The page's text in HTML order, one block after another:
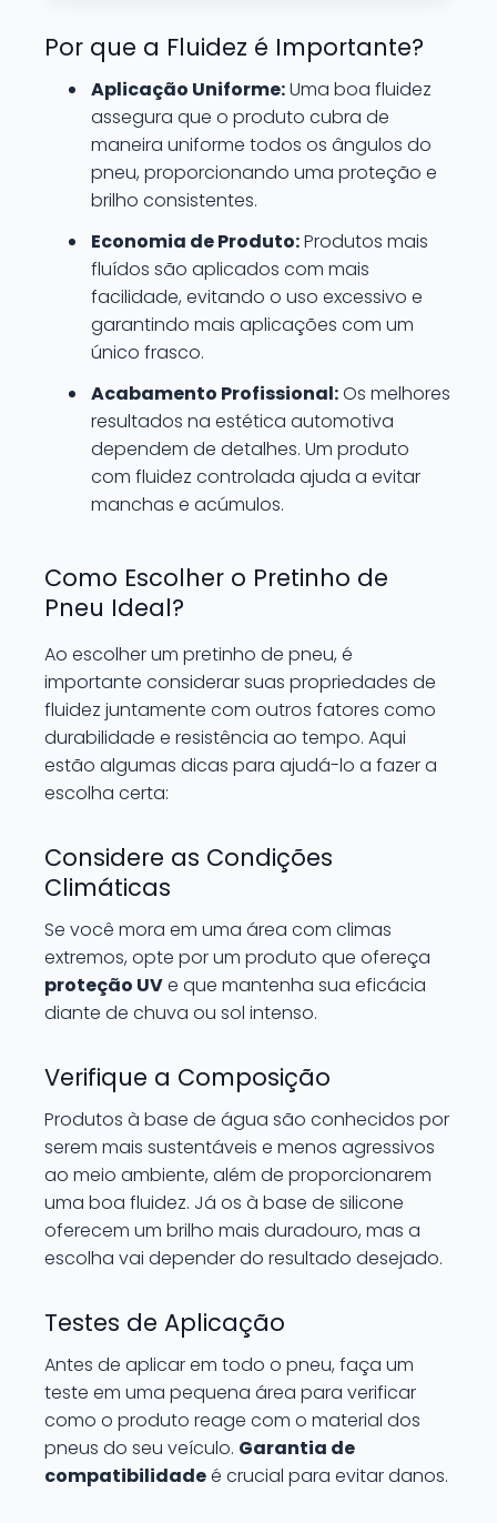
Por que a Fluidez é Importante?
Aplicação Uniforme:Uma boa fluidez
assegura que o produto cubra de
maneira uniforme todos os ângulos do
pneu, proporcionando uma proteção e
brilho consistentes.
Economia de Produto:Produtos mais
fluídos são aplicados com mais
facilidade, evitando o uso excessivo e
garantindo mais aplicações com um
único frasco.
Acabamento Profissional:Os melhores
resultados na estética automotiva
dependem de detalhes. Um produto
com fluidez controlada ajuda a evitar
manchas e acúmulos.
Como Escolher o Pretinho de
Pneu Ideal?
Ao escolher um pretinho de pneu, é
importante considerar suas propriedades de
fluidez juntamente com outros fatores como
durabilidade e resistência ao tempo. Aqui
estão algumas dicas para ajudá-lo a fazer a
escolha certa:
Considere as Condições
Climáticas
Se você mora em uma área com climas
extremos, opte por um produto que ofereça
proteção UVe que mantenha sua eficácia
diante de chuva ou sol intenso.
Verifique a Composição
Produtos à base de água são conhecidos por
serem mais sustentáveis e menos agressivos
ao meio ambiente, além de proporcionarem
uma boa fluidez. Já os à base de silicone
oferecem um brilho mais duradouro, mas a
escolha vai depender do resultado desejado.
Testes de Aplicação
Antes de aplicar em todo o pneu, faça um
teste em uma pequena área para verificar
como o produto reage com o material dos
pneus do seu veículo. Garantia de
compatibilidadeé crucial para evitar danos.